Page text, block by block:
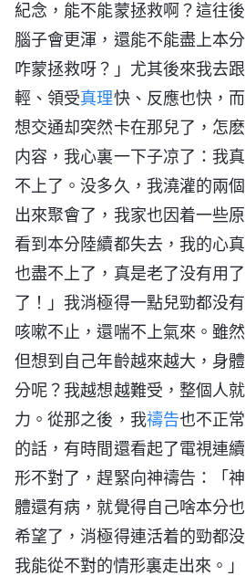
紀念，能不能蒙拯救啊？這往
腦子會更渾，還能不能盡上本
咋蒙拯救呀？」尤其後來我去
輕、領受真理快、反應也快，
想交通却突然卡在那兒了，怎
内容，我心裏一下子凉了：我
不上了。没多久，我澆灌的兩
出來聚會了，我家也因着一些
看到本分陸續都失去，我的心
也盡不上了，真是老了没有用
了！」我消極得一點兒勁都没
咳嗽不止，還喘不上氣來。雖
但想到自己年齡越來越大，身
分呢？我越想越難受，整個人
力。從那之後，我禱告也不正
的話，有時間還看起了電視連
形不對了，趕緊向神禱告：「
體還有病，就覺得自己啥本分
希望了，消極得連活着的勁都
我能從不對的情形裏走出來。」